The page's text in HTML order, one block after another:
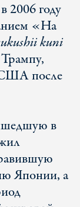
2006 году
«На
kuni
США после
в
Японии, а